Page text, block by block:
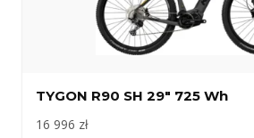
TYGON R90 SH 29″ 725 Wh
16 996 zł